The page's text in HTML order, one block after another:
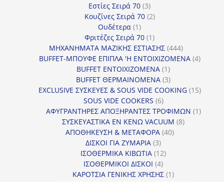
Εστίες Σειρά 70 33
προϊόντα
Κουζίνες Σειρά 70 22
Ουδέτερα 11
προϊόν
Φριτέζες Σειρά 70 11
προϊόν
ΜΗΧΑΝΗΜΑΤΑ ΜΑΖΙΚΗΣ ΕΣΤΙΑΣΗΣ 444444
προϊόντα
BUFFET-ΜΠΟΥΦΕ ΕΠΙΠΛΑ 'Η ΕΝΤΟΙΧΙΖΟΜΕΝΑ 44
BUFFET ΕΝΤΟΙΧΙΖΟΜΕΝΑ 11
προϊόν
BUFFET ΘΕΡΜΑΙΝΟΜΕΝΑ 33
προϊόντα
EXCLUSIVE ΣΥΣΚΕΥΕΣ & SOUS VIDE COOKING 1515
SOUS VIDE COOKERS 66
προϊόντα
ΑΦΥΓΡΑΝΤΗΡΕΣ ΑΠΟΞΗΡΑΝΤΕΣ ΤΡΟΦΙΜΩΝ 11
ΣΥΣΚΕΥΑΣΤΙΚΑ ΕΝ ΚΕΝΩ VACUUM 88
ΑΠΟΘΗΚΕΥΣΗ & ΜΕΤΑΦΟΡΑ 4040
ΔΙΣΚΟΙ ΓΙΑ ΖΥΜΑΡΙΑ 33
προϊόντα
ΙΣΟΘΕΡΜΙΚΑ ΚΙΒΩΤΙΑ 1212
ΙΣΟΘΕΡΜΙΚΟΙ ΔΙΣΚΟΙ 44
προϊόντα
ΚΑΡΟΤΣΙΑ ΓΕΝΙΚΗΣ ΧΡΗΣΗΣ 11